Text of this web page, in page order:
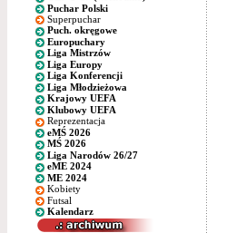
Puchar Polski
Superpuchar
Puch. okręgowe
Europuchary
Liga Mistrzów
Liga Europy
Liga Konferencji
Liga Młodzieżowa
Krajowy UEFA
Klubowy UEFA
Reprezentacja
eMŚ 2026
MŚ 2026
Liga Narodów 26/27
eME 2024
ME 2024
Kobiety
Futsal
Kalendarz